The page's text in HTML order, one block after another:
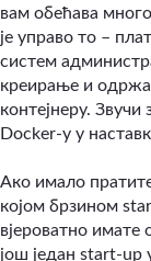
вам обећава
је управо то –
систем
креирање и
контејнеру.
Docker-у у
Ако имало
којом брзином
вјероватно имате
још један start-up